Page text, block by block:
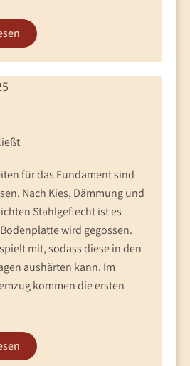
für das Fundament sind
Nach Kies, Dämmung und
Stahlgeflecht ist es
wird gegossen.
mit, sodass diese in den
aushärten kann. Im
kommen die ersten